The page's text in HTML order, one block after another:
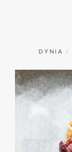
DYNIA /